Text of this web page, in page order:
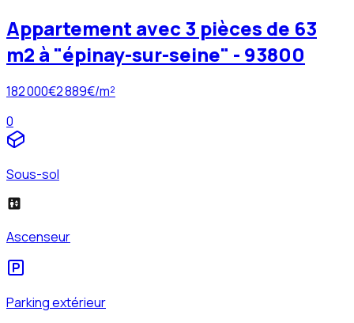
Appartement avec 3 pièces de 63
m2 à "épinay-sur-seine" - 93800
182 000€2 889€/m²
0
Sous-sol
Ascenseur
Parking extérieur